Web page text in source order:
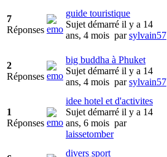
7
Réponses
guide touristique
Sujet démarré il y a 14
ans, 4 mois parsylvain57
2
Réponses
big buddha à Phuket
Sujet démarré il y a 14
ans, 4 mois parsylvain57
1
Réponses
idee hotel et d'activites
Sujet démarré il y a 14
ans, 6 mois par
laissetomber
divers sport